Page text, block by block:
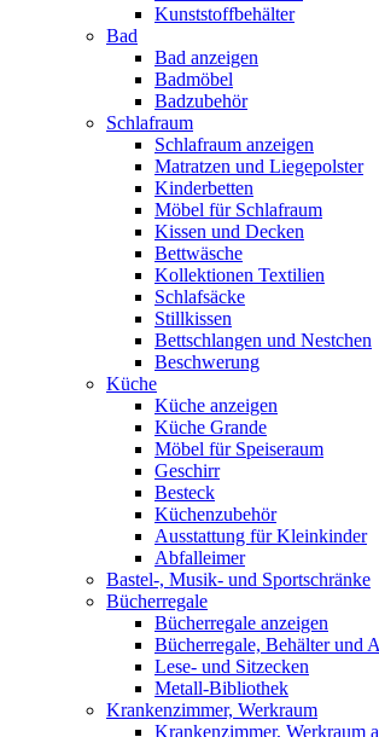
Kunststoffbehälter
Bad
Bad anzeigen
Badmöbel
Badzubehör
Schlafraum
Schlafraum anzeigen
Matratzen und Liegepolster
Kinderbetten
Möbel für Schlafraum
Kissen und Decken
Bettwäsche
Kollektionen Textilien
Schlafsäcke
Stillkissen
Bettschlangen und Nestchen
Beschwerung
Küche
Küche anzeigen
Küche Grande
Möbel für Speiseraum
Geschirr
Besteck
Küchenzubehör
Ausstattung für Kleinkinder
Abfalleimer
Bastel-, Musik- und Sportschränke
Bücherregale
Bücherregale anzeigen
Bücherregale, Behälter und
Lese- und Sitzecken
Metall-Bibliothek
Krankenzimmer, Werkraum
Krankenzimmer, Werkraum